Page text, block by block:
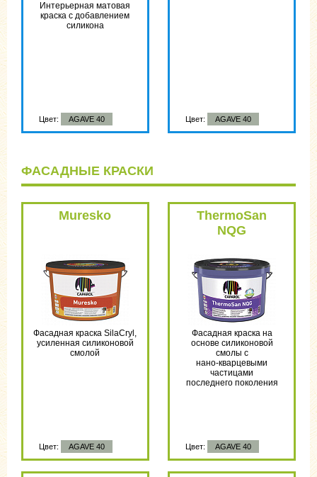
Интерьерная матовая
краска с добавлением
силикона
Цвет: AGAVE 40 Цвет: AGAVE 40
ФАСАДНЫЕ КРАСКИ
Muresko
Фасадная краска SilaCryl,
усиленная силиконовой
смолой
Цвет: AGAVE 40
ThermoSan
NQG
Фасадная краска на
основе силиконовой
смолы с
нано-кварцевыми
частицами
последнего поколения
Цвет: AGAVE 40